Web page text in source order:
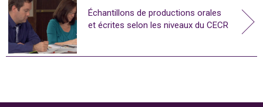
Échantillons de productions orales
et écrites selon les niveaux du CECR